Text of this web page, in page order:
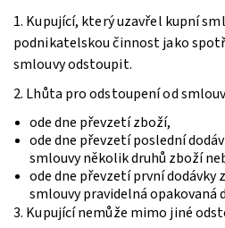
1. Kupující, který uzavřel kupní
podnikatelskou činnost jako
smlouvy odstoupit.
2. Lhůta pro odstoupení od
ode dne převzetí zboží,
ode dne převzetí poslední
smlouvy několik druhů zboží
ode dne převzetí první
smlouvy pravidelná opakovaná
3. Kupující nemůže mimo jiné